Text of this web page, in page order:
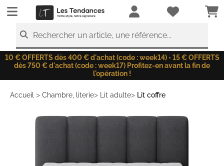
LesTendances.fr
Rechercher un article, une référence...
10 € OFFERTS dès 400 € d'achat (code : week14) • 15 € OFFERTS
dès 750 € d'achat (code : week17) Profitez-en avant la fin de
l'opération !
Accueil > Chambre, literie> Lit adulte> Lit coffre